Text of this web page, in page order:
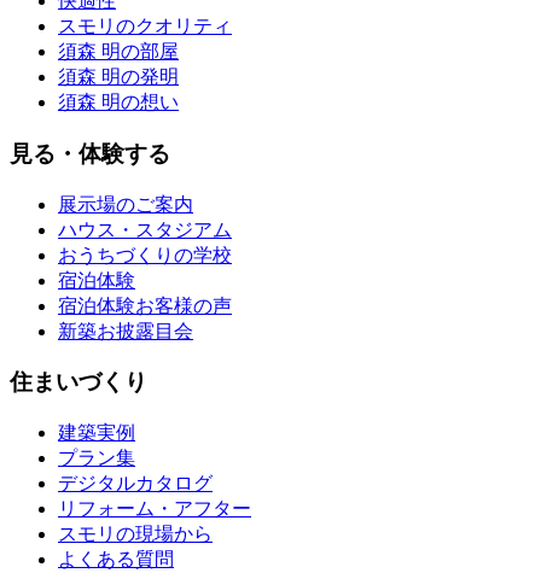
スモリのクオリティ
須森 明の部屋
須森 明の発明
須森 明の想い
見る・体験する
展示場のご案内
ハウス・スタジアム
おうちづくりの学校
宿泊体験
宿泊体験お客様の声
新築お披露目会
住まいづくり
建築実例
プラン集
デジタルカタログ
リフォーム・アフター
スモリの現場から
よくある質問